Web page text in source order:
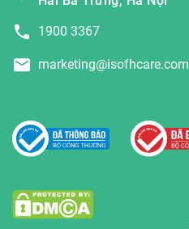
1900 3367
marketing@isofhcare.com